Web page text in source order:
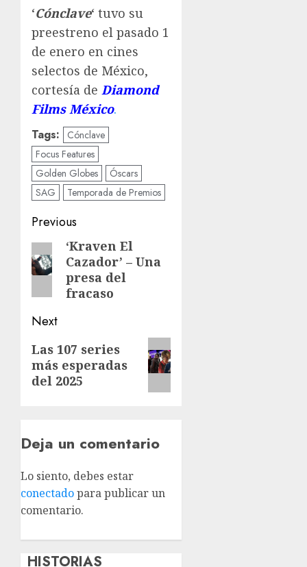
‘Cónclave‘ tuvo su
preestreno el pasado 1
de enero en cines
selectos de México,
cortesía de Diamond
Films México.
Tags:
Cónclave
Focus Features
Golden Globes
Óscars
SAG
Temporada de Premios
Previous
‘Kraven El
Cazador’ – Una
presa del
fracaso
Next
Las 107 series
más esperadas
del 2025
Deja un comentario
Lo siento, debes estar
conectadopara publicar un
comentario.
HISTORIAS